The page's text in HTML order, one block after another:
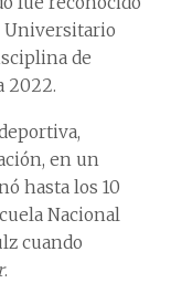
Universitario
de
2022.
en un
hasta los 10
Nacional
cuando
.